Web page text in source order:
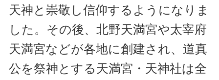
天神と崇敬し信仰するようになりま
した。その後、北野天満宮や太宰府
天満宮などが各地に創建され、道真
公を祭神とする天満宮・天神社は全